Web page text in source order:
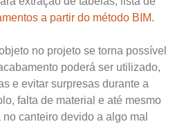
a partir do método BIM.
no projeto se torna possível
poderá ser utilizado,
e evitar surpresas durante a
falta de material e até mesmo
canteiro devido a algo mal